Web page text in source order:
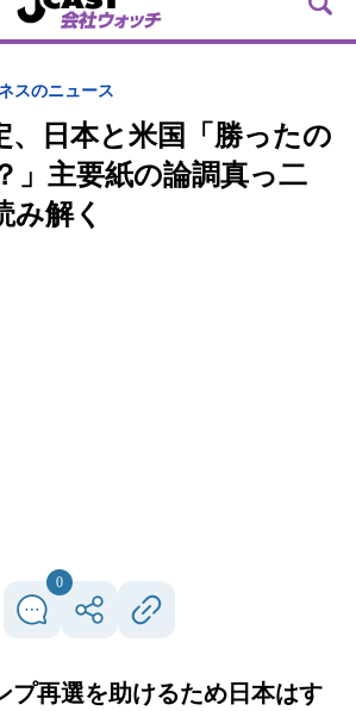
スのニュース
、日本と米国「勝ったの
」主要紙の論調真っ二
解く
0
プ再選を助けるため日本はす